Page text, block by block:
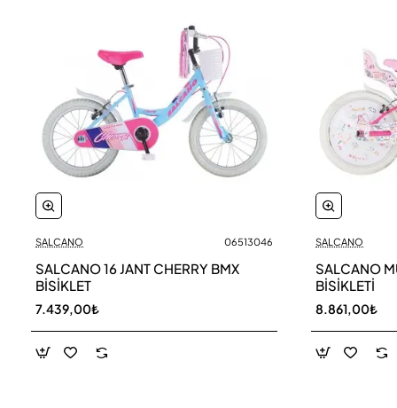
SALCANO 06513046
SALCANO 16 JANT CHERRY BMX
BİSİKLET
7.439,00₺
SALCANO
SALCANO
BİSİKLETİ
8.861,00₺